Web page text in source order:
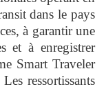
dans le pays
à garantir une
et à enregistrer
Smart Traveler
ressortissants